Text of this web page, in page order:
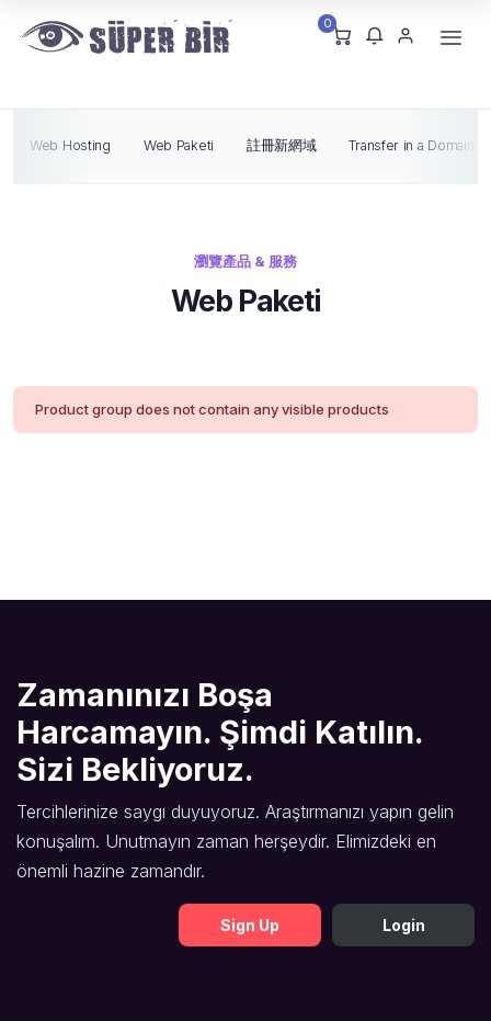
0
Web Hosting Web Paketi 註冊新網域 Transfer in a Domain
瀏覽產品 & 服務
Web Paketi
Product group does not contain any visible products
Zamanınızı Boşa
Harcamayın. Şimdi Katılın.
Sizi Bekliyoruz.
Tercihlerinize saygı duyuyoruz. Araştırmanızı yapın gelin
konuşalım. Unutmayın zaman herşeydir. Elimizdeki en
önemli hazine zamandır.
Sign Up Login